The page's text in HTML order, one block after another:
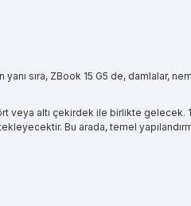
sıra, ZBook 15 G5 de, damlalar,
veya altı çekirdek ile birlikte gelecek.
Bu arada, temel